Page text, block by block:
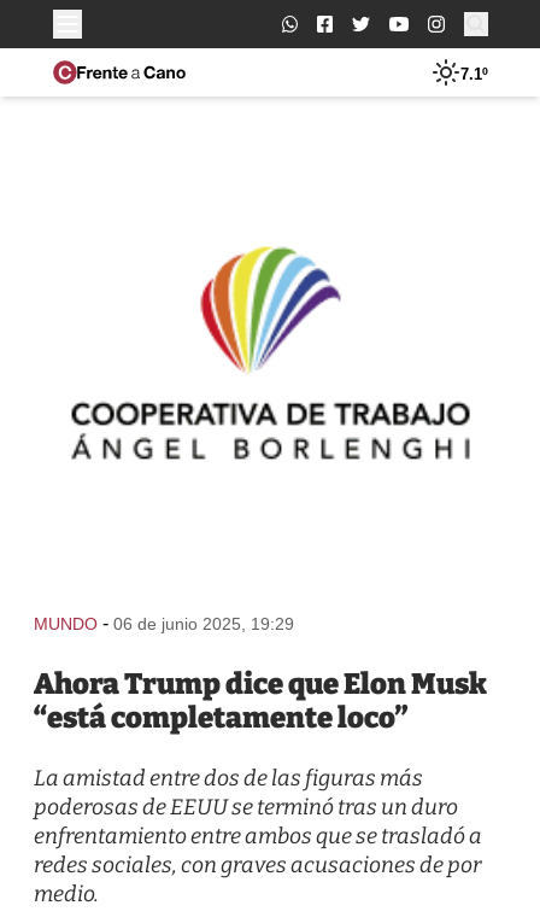
Buscar:
7.1º
MUNDO - 06 de junio 2025, 19:29
Ahora Trump dice que Elon Musk
“está completamente loco”
La amistad entre dos de las figuras más
poderosas de EEUU se terminó tras un duro
enfrentamiento entre ambos que se trasladó a
redes sociales, con graves acusaciones de por
medio.